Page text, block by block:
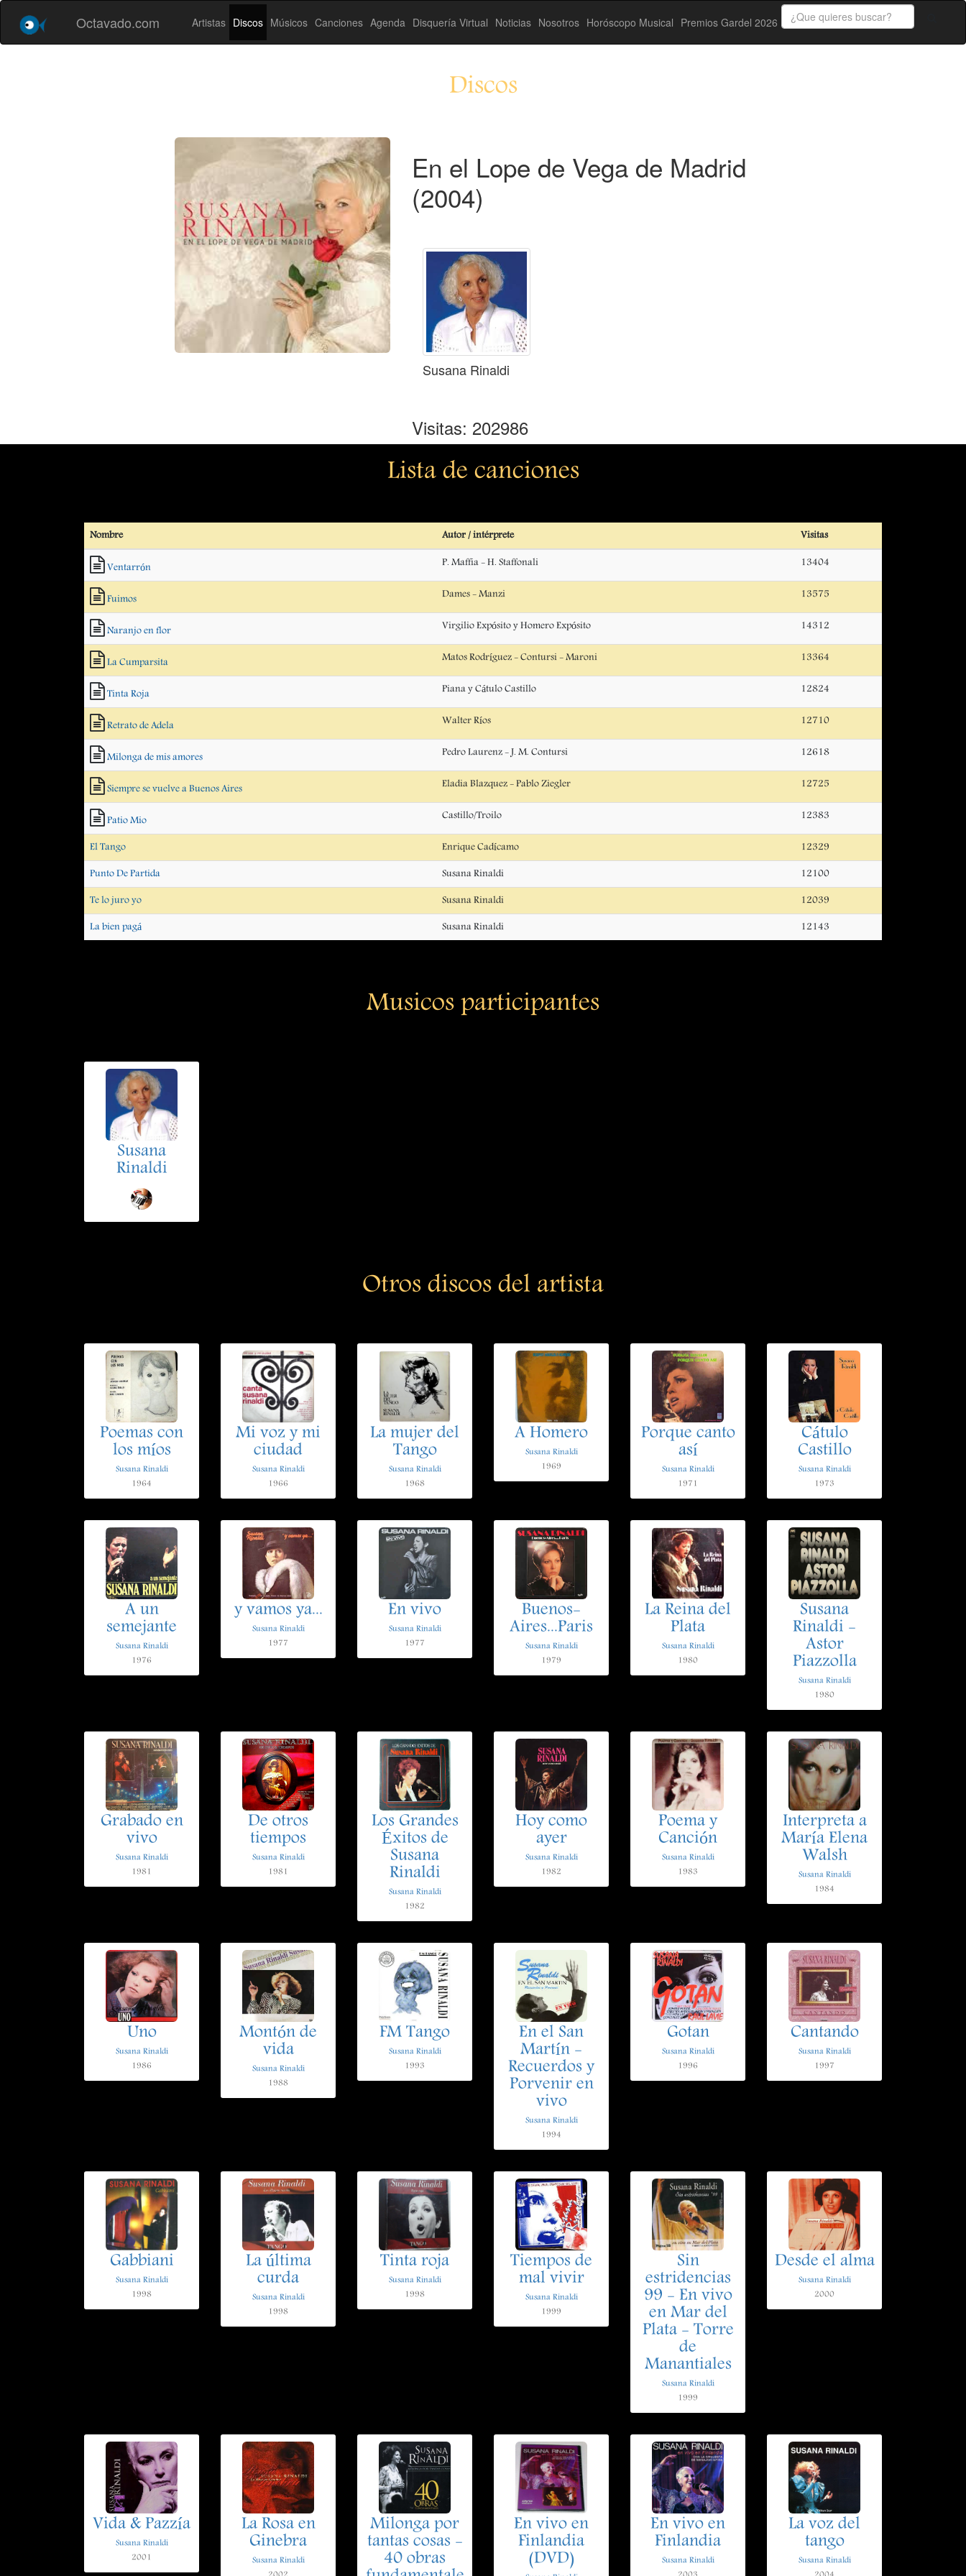
Octavado.com Artistas Discos Músicos Canciones Agenda Disquería Virtual Noticias Nosotros Horóscopo Musical Premios Gardel 2026
Discos
En el Lope de Vega de Madrid
(2004)
Susana Rinaldi
Visitas: 202986
Lista de canciones
Nombre Autor / intérprete Visitas
Ventarrón P. Maffia - H. Staffonali 13404
Fuimos Dames - Manzi 13575
Naranjo en flor Virgilio Expósito y Homero Expósito 14312
La Cumparsita Matos Rodríguez - Contursi - Maroni 13364
Tinta Roja Piana y Cátulo Castillo 12824
Retrato de Adela Walter Ríos 12710
Milonga de mis amores Pedro Laurenz - J. M. Contursi 12618
Siempre se vuelve a Buenos Aires Eladia Blazquez - Pablo Ziegler 12725
Patio Mio Castillo/Troilo 12383
El Tango Enrique Cadícamo 12329
Punto De Partida Susana Rinaldi 12100
Te lo juro yo Susana Rinaldi 12039
La bien pagá Susana Rinaldi 12143
Musicos participantes
Susana
Rinaldi
Otros discos del artista
Poemas con
los míos
Susana Rinaldi
1964
Mi voz y mi
ciudad
Susana Rinaldi
1966
La mujer del
Tango
Susana Rinaldi
1968
A Homero
Susana Rinaldi
1969
Porque canto
así
Susana Rinaldi
1971
Cátulo
Castillo
Susana Rinaldi
1973
A un
semejante
Susana Rinaldi
1976
y vamos ya...
Susana Rinaldi
1977
En vivo
Susana Rinaldi
1977
Buenos-
Aires...Paris
Susana Rinaldi
1979
La Reina del
Plata
Susana Rinaldi
1980
Susana
Rinaldi -
Astor
Piazzolla
Susana Rinaldi
1980
Grabado en
vivo
Susana Rinaldi
1981
De otros
tiempos
Susana Rinaldi
1981
Los Grandes
Éxitos de
Susana
Rinaldi
Susana Rinaldi
1982
Hoy como
ayer
Susana Rinaldi
1982
Poema y
Canción
Susana Rinaldi
1983
Interpreta a
María Elena
Walsh
Susana Rinaldi
1984
Uno
Susana Rinaldi
1986
Montón de
vida
Susana Rinaldi
1988
FM Tango
Susana Rinaldi
1993
En el San
Martín -
Recuerdos y
Porvenir en
vivo
Susana Rinaldi
1994
Gotan
Susana Rinaldi
1996
Cantando
Susana Rinaldi
1997
Gabbiani
Susana Rinaldi
1998
La última
curda
Susana Rinaldi
1998
Tinta roja
Susana Rinaldi
1998
Tiempos de
mal vivir
Susana Rinaldi
1999
Sin
estridencias
99 - En vivo
en Mar del
Plata - Torre
de
Manantiales
Susana Rinaldi
1999
Desde el alma
Susana Rinaldi
2000
Vida & Pazzía
Susana Rinaldi
2001
La Rosa en
Ginebra
Susana Rinaldi
Milonga por
tantas cosas -
40 obras
En vivo en
Finlandia
(DVD)
En vivo en
Finlandia
Susana Rinaldi
La voz del
tango
Susana Rinaldi